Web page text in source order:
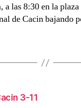
a las 8:30 en la
de Cacin bajando
3-11